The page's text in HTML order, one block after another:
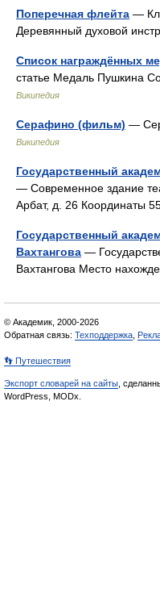
Поперечная флейта —
Деревянный духовой
Список награждённых
статье Медаль Пушкина
Википедия
Серафино (фильм) —
Википедия
Государственный
— Современное здание
Арбат, д. 26 Координаты
Государственный
Вахтангова —
Вахтангова Место
© Академик, 2000-2026
Обратная связь: Техподдержка
👣 Путешествия
Экспорт словарей на сайты ,
WordPress, MODx.